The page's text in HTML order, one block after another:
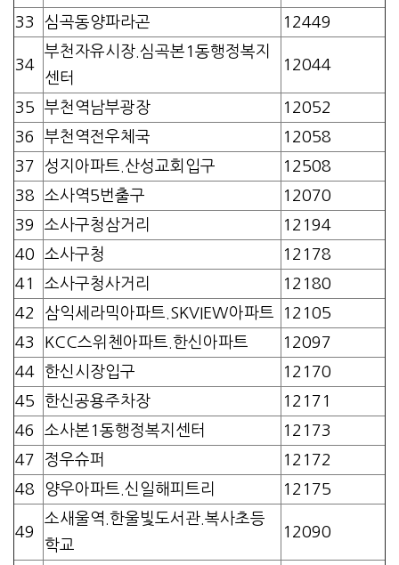
33
심곡동양파라곤 12449
34
부천자유시장.심곡본1동행정복지
센터
12044
35 부천역남부광장
12052
36
부천역전우체국
12058
37
성지아파트.산성교회입구
12508
38
소사역5번출구
12070
39
소사구청삼거리
12194
40
소사구청
12178
41
소사구청사거리
12180
42
삼익세라믹아파트.SKVIEW아파트
12105
43
KCC스위첸아파트.한신아파트
12097
44
한신시장입구
12170
45
한신공용주차장
12171
46
소사본1동행정복지센터
12173
47
정우슈퍼
12172
48
양우아파트.신일해피트리 12175
49
소새울역.한울빛도서관.복사초등
학교
12090